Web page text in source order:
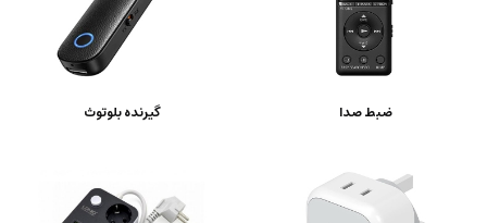
ضبط صدا گیرنده بلوتوث